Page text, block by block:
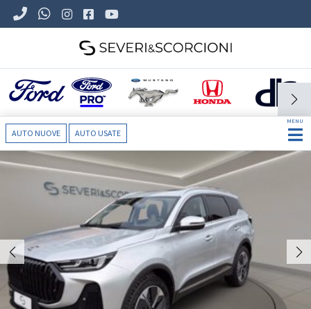
AUTO NUOVE AUTO USATE
MENU